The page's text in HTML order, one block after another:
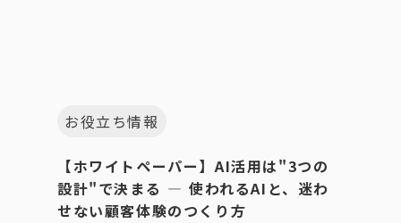
お役立ち情報
【ホワイトペーパー】AI活用は"3つの
設計"で決まる ― 使われるAIと、迷わ
せない顧客体験のつくり方